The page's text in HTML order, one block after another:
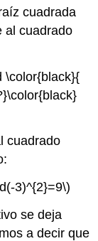
cuadrada
al cuadrado
\color{black}{
cuadrado
3)^{2}=9\)
se deja
a decir que